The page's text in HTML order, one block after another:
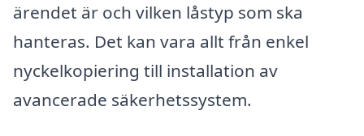
ärendet är och vilken låstyp som ska
hanteras. Det kan vara allt från enkel
nyckelkopiering till installation av
avancerade säkerhetssystem.